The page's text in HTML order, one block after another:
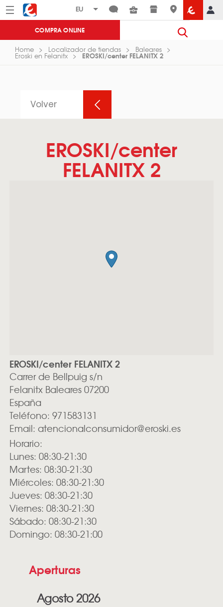
Menú Eroski
COMPRA ONLINE
Home Localizador de tiendas Baleares
Eroski en Felanitx EROSKI/center FELANITX 2
Volver
EROSKI/center
FELANITX 2
EROSKI/center FELANITX 2
Carrer de Bellpuig s/n
Felanitx Baleares07200
España
Teléfono: 971583131
Email: atencionalconsumidor@eroski.es
Horario:
Lunes: 08:30-21:30
Martes: 08:30-21:30
Miércoles: 08:30-21:30
Jueves: 08:30-21:30
Viernes: 08:30-21:30
Sábado: 08:30-21:30
Domingo: 08:30-21:00
Aperturas
Agosto 2026